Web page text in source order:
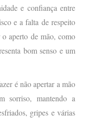
e confiança entre
e a falta de respeito
aperto de mão, como
bom senso e um
é não apertar a mão
sorriso, mantendo a
gripes e várias